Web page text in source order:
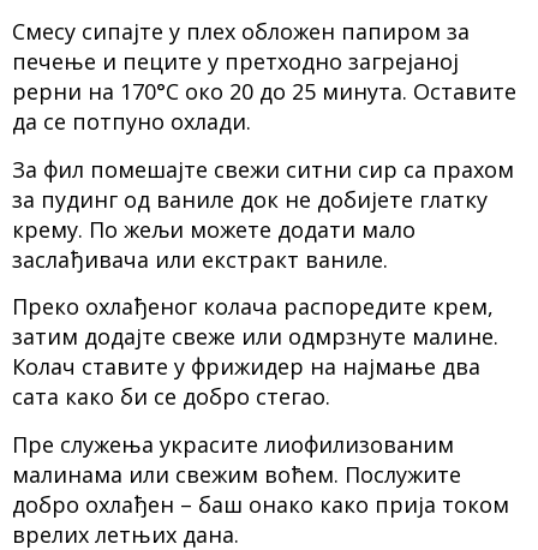
Смесу сипајте у плех обложен папиром за
печење и пеците у претходно загрејаној
рерни на 170°C око 20 до 25 минута. Оставите
да се потпуно охлади.
За фил помешајте свежи ситни сир са прахом
за пудинг од ваниле док не добијете глатку
крему. По жељи можете додати мало
заслађивача или екстракт ваниле.
Преко охлађеног колача распоредите крем,
затим додајте свеже или одмрзнуте малине.
Колач ставите у фрижидер на најмање два
сата како би се добро стегао.
Пре служења украсите лиофилизованим
малинама или свежим воћем. Послужите
добро охлађен – баш онако како прија током
врелих летњих дана.